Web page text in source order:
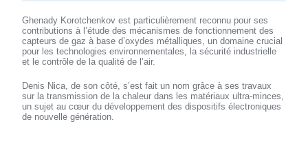
Ghenady Korotchenkov est particulièrement reconnu pour ses
contributions à l’étude des mécanismes de fonctionnement des
capteurs de gaz à base d’oxydes métalliques, un domaine crucial
pour les technologies environnementales, la sécurité industrielle
et le contrôle de la qualité de l’air.
Denis Nica, de son côté, s’est fait un nom grâce à ses travaux
sur la transmission de la chaleur dans les matériaux ultra-minces,
un sujet au cœur du développement des dispositifs électroniques
de nouvelle génération.